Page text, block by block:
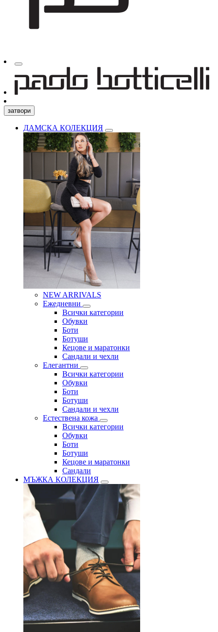
затвори
ДАМСКА КОЛЕКЦИЯ
NEW ARRIVALS
Ежедневни
Всички категории
Обувки
Боти
Ботуши
Кецове и маратонки
Сандали и чехли
Елегантни
Всички категории
Обувки
Боти
Ботуши
Сандали и чехли
Естествена кожа
Всички категории
Обувки
Боти
Ботуши
Кецове и маратонки
Сандали
МЪЖКА КОЛЕКЦИЯ